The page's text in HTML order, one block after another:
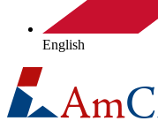
English